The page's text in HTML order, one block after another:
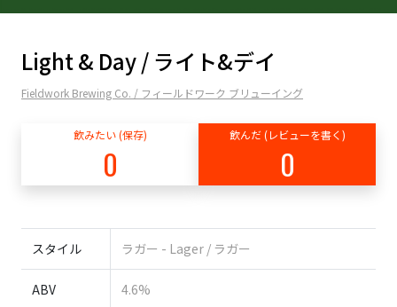
Light & Day / ライト&デイ
Fieldwork Brewing Co. / フィールドワーク ブリューイング
飲みたい (保存)
0
飲んだ (レビューを書く)
0
スタイル ラガー - Lager / ラガー
ABV 4.6%